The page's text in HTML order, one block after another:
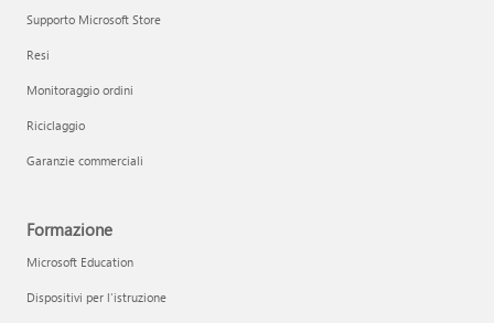
Supporto Microsoft Store
Resi
Monitoraggio ordini
Riciclaggio
Garanzie commerciali
Formazione
Microsoft Education
Dispositivi per l'istruzione